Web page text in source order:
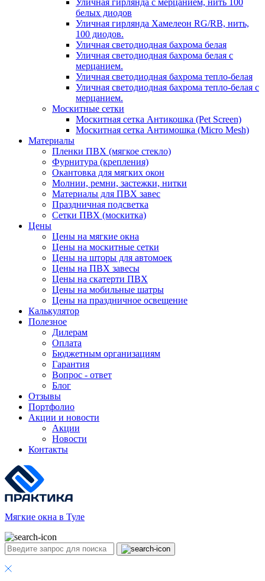
Уличная гирлянда с мерцанием, нить 100
белых диодов
Уличная гирлянда Хамелеон RG/RB, нить,
100 диодов.
Уличная светодиодная бахрома белая
Уличная светодиодная бахрома белая с
мерцанием.
Уличная светодиодная бахрома тепло-белая
Уличная светодиодная бахрома тепло-белая с
мерцанием.
Москитные сетки
Москитная сетка Антикошка (Pet Screen)
Москитная сетка Антимошка (Micro Mesh)
Материалы
Пленки ПВХ (мягкое стекло)
Фурнитура (крепления)
Окантовка для мягких окон
Молнии, ремни, застежки, нитки
Материалы для ПВХ завес
Праздничная подсветка
Сетки ПВХ (москитка)
Цены
Цены на мягкие окна
Цены на москитные сетки
Цены на шторы для автомоек
Цены на ПВХ завесы
Цены на скатерти ПВХ
Цены на мобильные шатры
Цены на праздничное освещение
Калькулятор
Полезное
Дилерам
Оплата
Бюджетным организациям
Гарантия
Вопрос - ответ
Блог
Отзывы
Портфолио
Акции и новости
Акции
Новости
Контакты
Мягкие окна в Туле